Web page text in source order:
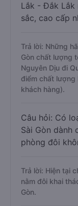
Lắk - Đắk Lắk
sắc, cao cấp
Trả lời: Những
Gòn chất lượng
Nguyên Dịu đi
điểm chất
khách hàng).
Câu hỏi: Có
Sài Gòn dành
phòng đôi
Trả lời: Hiện tại
nằm đôi khai
Gòn.